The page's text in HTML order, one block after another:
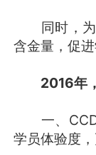
同时，为
含金量，促
2016年
一、
学员体验度